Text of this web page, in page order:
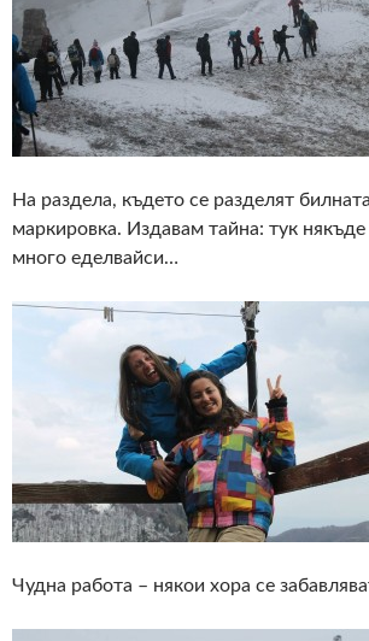
На раздела, където се разделят
маркировка. Издавам тайна: тук
много еделвайси…
Чудна работа – някои хора се